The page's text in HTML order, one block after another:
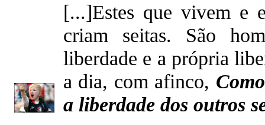
[...]Estes que vivem e
criam seitas. São
liberdade e a própria
a dia, com afinco,
a liberdade dos outros